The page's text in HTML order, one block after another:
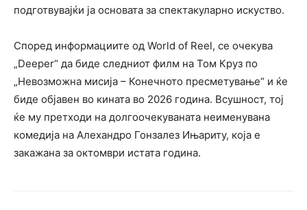
подготвувајќи ја основата за спектакуларно искуство.
Според информациите од World of Reel, се очекува
„Deeper“ да биде следниот филм на Том Круз по
„Невозможна мисија – Конечното пресметување“ и ќе
биде објавен во кината во 2026 година. Всушност, тој
ќе му претходи на долгоочекуваната неименувана
комедија на Алехандро Гонзалез Ињариту, која е
закажана за октомври истата година.